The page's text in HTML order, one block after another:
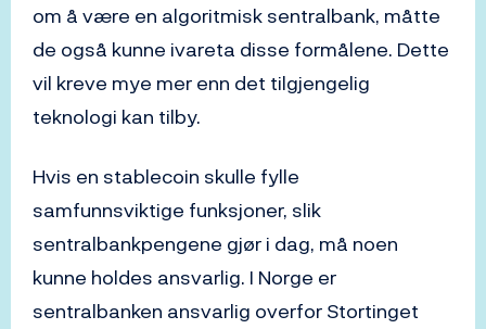
om å være en algoritmisk sentralbank, måtte
de også kunne ivareta disse formålene. Dette
vil kreve mye mer enn det tilgjengelig
teknologi kan tilby.
Hvis en stablecoin skulle fylle
samfunnsviktige funksjoner, slik
sentralbankpengene gjør i dag, må noen
kunne holdes ansvarlig. I Norge er
sentralbanken ansvarlig overfor Stortinget